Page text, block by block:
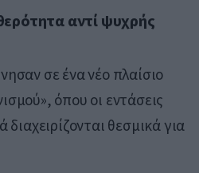
αντί ψυχρής
σε ένα νέο πλαίσιο
όπου οι εντάσεις
διαχειρίζονται θεσμικά για